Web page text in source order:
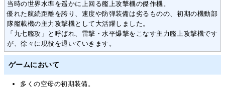
当時の世界水準を遥かに上回る艦上攻撃機の傑作機。
優れた航続距離を誇り、速度や防弾装備は劣るものの、初期の機動部
隊艦載機の主力攻撃機として大活躍しました。
「九七艦攻」と呼ばれ、雷撃・水平爆撃をこなす主力艦上攻撃機です
が、徐々に現役を退いていきます。
ゲームにおいて
多くの空母の初期装備。